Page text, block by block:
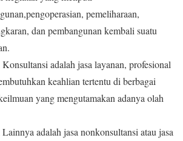
pemeliharaan,
dan pembangunan kembali suatu
Konsultansi adalah jasa layanan, profesional
keahlian tertentu di berbagai
yang mengutamakan adanya olah
Lainnya adalah jasa nonkonsultansi atau jasa